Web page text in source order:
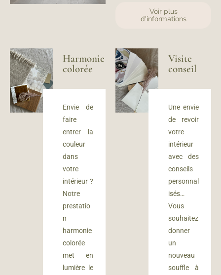
Voir plus
d'informations
Harmonie
colorée
Envie de
faire
entrer la
couleur
dans
votre
intérieur ?
Notre
prestatio
n
harmonie
colorée
met en
lumière le
Visite
conseil
Une envie
de revoir
votre
intérieur
avec des
conseils
personnal
isés…
Vous
souhaitez
donner
un
nouveau
souffle à